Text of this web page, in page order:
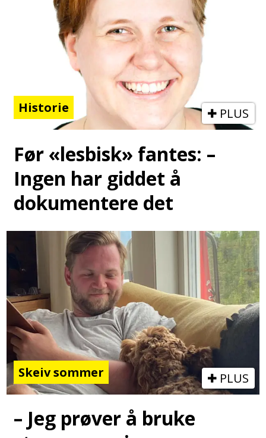
Historie PLUS
Før «lesbisk» fantes: –
Ingen har giddet å
dokumentere det
Skeiv sommer PLUS
– Jeg prøver å bruke